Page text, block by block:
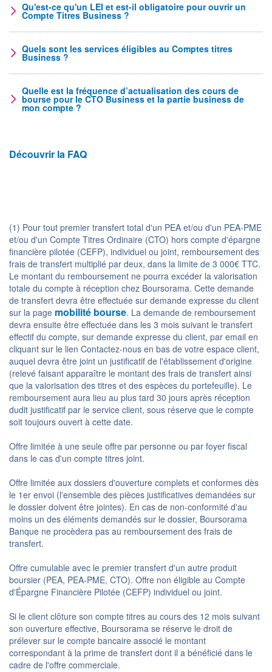
Qu'est-ce qu'un LEI et est-il obligatoire pour ouvrir un
Compte Titres Business ?
Quels sont les services éligibles au Comptes titres
Business ?
Quelle est la fréquence d’actualisation des cours de
bourse pour le CTO Business et la partie business de
mon compte ?
Découvrir la FAQ
(1) Pour tout premier transfert total d'un PEA et/ou d'un PEA-PME
et/ou d'un Compte Titres Ordinaire (CTO) hors compte d'épargne
financière pilotée (CEFP), individuel ou joint, remboursement des
frais de transfert multiplié par deux, dans la limite de 3 000€ TTC.
Le montant du remboursement ne pourra excéder la valorisation
totale du compte à réception chez Boursorama. Cette demande
de transfert devra être effectuée sur demande expresse du client
sur la page mobilité bourse. La demande de remboursement
devra ensuite être effectuée dans les 3 mois suivant le transfert
effectif du compte, sur demande expresse du client, par email en
cliquant sur le lien Contactez-nous en bas de votre espace client,
auquel devra être joint un justificatif de l'établissement d'origine
(relevé faisant apparaître le montant des frais de transfert ainsi
que la valorisation des titres et des espèces du portefeuille). Le
remboursement aura lieu au plus tard 30 jours après réception
dudit justificatif par le service client, sous réserve que le compte
soit toujours ouvert à cette date.
Offre limitée à une seule offre par personne ou par foyer fiscal
dans le cas d'un compte titres joint.
Offre limitée aux dossiers d'ouverture complets et conformes dès
le 1er envoi (l'ensemble des pièces justificatives demandées sur
le dossier doivent être jointes). En cas de non-conformité d'au
moins un des éléments demandés sur le dossier, Boursorama
Banque ne procèdera pas au remboursement des frais de
transfert.
Offre cumulable avec le premier transfert d'un autre produit
boursier (PEA, PEA-PME, CTO). Offre non éligible au Compte
d'Épargne Financière Pilotée (CEFP) individuel ou joint.
Si le client clôture son compte titres au cours des 12 mois suivant
son ouverture effective, Boursorama se réserve le droit de
prélever sur le compte bancaire associé le montant
correspondant à la prime de transfert dont il a bénéficié dans le
cadre de l'offre commerciale.